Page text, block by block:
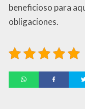
beneficioso para
obligaciones.